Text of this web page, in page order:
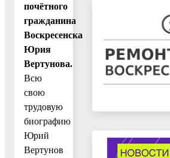
почётного
гражданина
Воскресенска
Юрия
Вертунова.
Всю
свою
трудовую
биографию
Юрий
Вертунов